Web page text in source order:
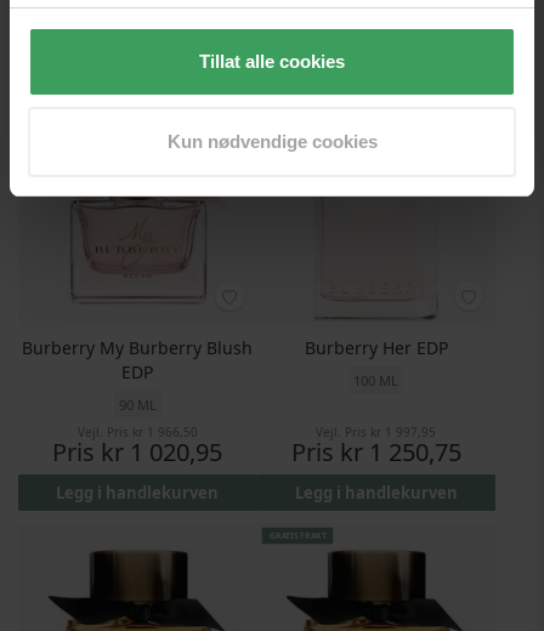
Tillat alle cookies
Kun nødvendige cookies
Priskr 1 036,75
Legg i handlekurven
Priskr 1 014,75
Legg i handlekurven
Burberry My Burberry Blush
EDP
90 ML
Vejl. Pris kr 1 966,50
Pris kr 1 020,95
Legg i handlekurven
Burberry Her EDP
100 ML
Vejl. Pris kr 1 997,95
Pris kr 1 250,75
Legg i handlekurven
GRATIS FRAKT